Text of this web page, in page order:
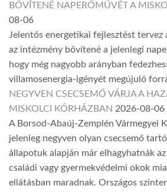
BŐVÍTENÉ NAPERŐMŰVÉT A
08-06
Jelentős energetikai fejlesztést tervez
az intézmény bővítené a jelenlegi
hogy még nagyobb arányban
villamosenergia-igényét megújuló
NEGYVEN CSECSEMŐ VÁRJA A
MISKOLCI KÓRHÁZBAN 2026-08-06
A Borsod-Abaúj-Zemplén Vármegyei
jelenleg negyven olyan csecsemő
állapotuk alapján már elhagyhatnák
családi vagy gyermekvédelmi okok
ellátásban maradnak. Országos